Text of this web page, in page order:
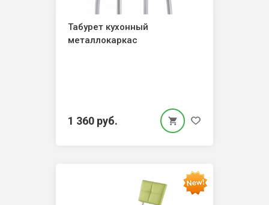
Табурет кухонный
металлокаркас
1 360 руб.